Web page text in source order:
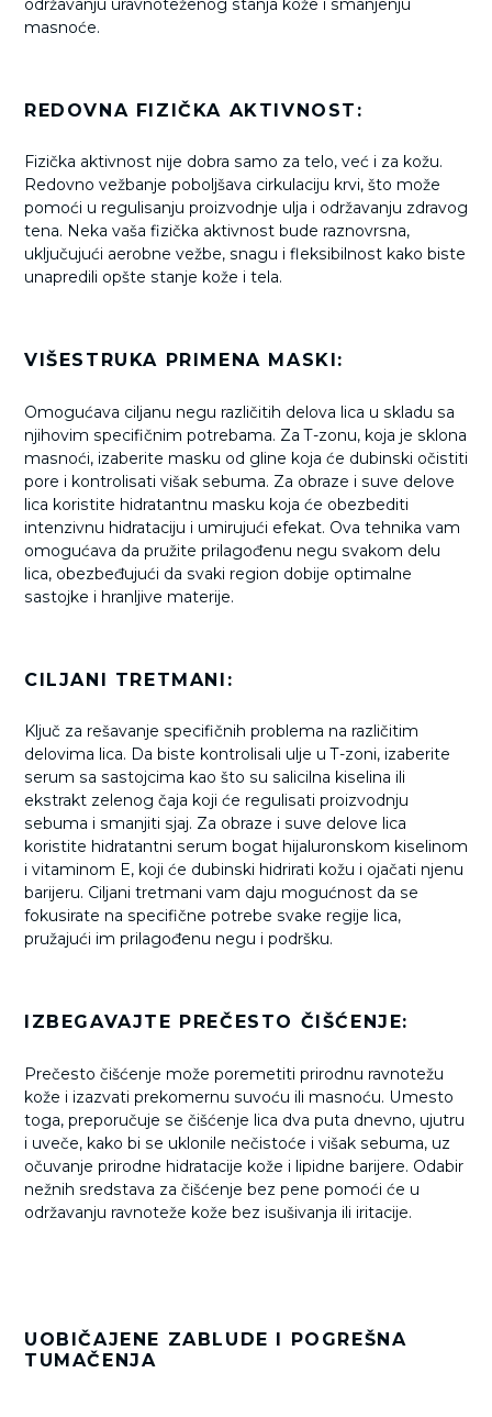
održavanju uravnoteženog stanja kože i smanjenju
masnoće.
REDOVNA FIZIČKA AKTIVNOST:
Fizička aktivnost nije dobra samo za telo, već i za kožu.
Redovno vežbanje poboljšava cirkulaciju krvi, što može
pomoći u regulisanju proizvodnje ulja i održavanju zdravog
tena. Neka vaša fizička aktivnost bude raznovrsna,
uključujući aerobne vežbe, snagu i fleksibilnost kako biste
unapredili opšte stanje kože i tela.
VIŠESTRUKA PRIMENA MASKI:
Omogućava ciljanu negu različitih delova lica u skladu sa
njihovim specifičnim potrebama. Za T-zonu, koja je sklona
masnoći, izaberite masku od gline koja će dubinski očistiti
pore i kontrolisati višak sebuma. Za obraze i suve delove
lica koristite hidratantnu masku koja će obezbediti
intenzivnu hidrataciju i umirujući efekat. Ova tehnika vam
omogućava da pružite prilagođenu negu svakom delu
lica, obezbeđujući da svaki region dobije optimalne
sastojke i hranljive materije.
CILJANI TRETMANI:
Ključ za rešavanje specifičnih problema na različitim
delovima lica. Da biste kontrolisali ulje u T-zoni, izaberite
serum sa sastojcima kao što su salicilna kiselina ili
ekstrakt zelenog čaja koji će regulisati proizvodnju
sebuma i smanjiti sjaj. Za obraze i suve delove lica
koristite hidratantni serum bogat hijaluronskom kiselinom
i vitaminom E, koji će dubinski hidrirati kožu i ojačati njenu
barijeru. Ciljani tretmani vam daju mogućnost da se
fokusirate na specifične potrebe svake regije lica,
pružajući im prilagođenu negu i podršku.
IZBEGAVAJTE PREČESTO ČIŠĆENJE:
Prečesto čišćenje može poremetiti prirodnu ravnotežu
kože i izazvati prekomernu suvoću ili masnoću. Umesto
toga, preporučuje se čišćenje lica dva puta dnevno, ujutru
i uveče, kako bi se uklonile nečistoće i višak sebuma, uz
očuvanje prirodne hidratacije kože i lipidne barijere. Odabir
nežnih sredstava za čišćenje bez pene pomoći će u
održavanju ravnoteže kože bez isušivanja ili iritacije.
UOBIČAJENE ZABLUDE I POGREŠNA
TUMAČENJA